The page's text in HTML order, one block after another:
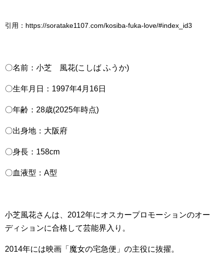
引用：https://soratake1107.com/kosiba-fuka-love/#index_id3
〇名前：小芝 風花(こしば ふうか)
〇生年月日：1997年4月16日
〇年齢：28歳(2025年時点)
〇出身地：大阪府
〇身長：158cm
〇血液型：A型
小芝風花さんは、2012年にオスカープロモーションのオー
ディションに合格して芸能界入り。
2014年には映画「魔女の宅急便」の主役に抜擢。